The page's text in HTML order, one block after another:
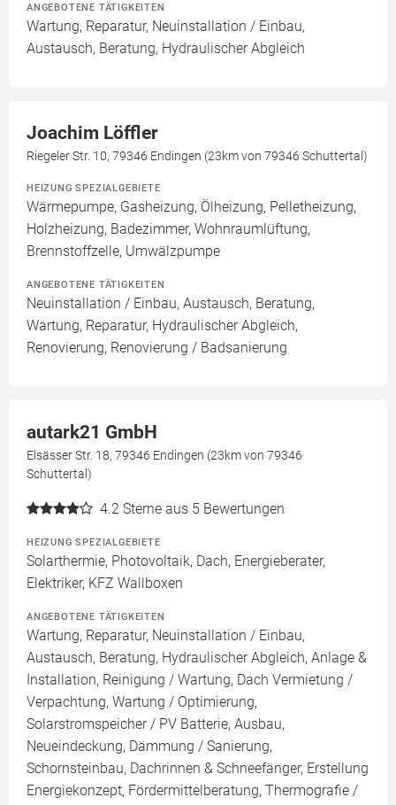
ANGEBOTENE TÄTIGKEITEN
Wartung, Reparatur, Neuinstallation / Einbau,
Austausch, Beratung, Hydraulischer Abgleich
Joachim Löffler
Riegeler Str. 10, 79346 Endingen (23km von 79346 Schuttertal)
HEIZUNG SPEZIALGEBIETE
Wärmepumpe, Gasheizung, Ölheizung, Pelletheizung,
Holzheizung, Badezimmer, Wohnraumlüftung,
Brennstoffzelle, Umwälzpumpe
ANGEBOTENE TÄTIGKEITEN
Neuinstallation / Einbau, Austausch, Beratung,
Wartung, Reparatur, Hydraulischer Abgleich,
Renovierung, Renovierung / Badsanierung
autark21 GmbH
Elsässer Str. 18, 79346 Endingen (23km von 79346
Schuttertal)
4.2 Sterne aus 5 Bewertungen
HEIZUNG SPEZIALGEBIETE
Solarthermie, Photovoltaik, Dach, Energieberater,
Elektriker, KFZ Wallboxen
ANGEBOTENE TÄTIGKEITEN
Wartung, Reparatur, Neuinstallation / Einbau,
Austausch, Beratung, Hydraulischer Abgleich, Anlage &
Installation, Reinigung / Wartung, Dach Vermietung /
Verpachtung, Wartung / Optimierung,
Solarstromspeicher / PV Batterie, Ausbau,
Neueindeckung, Dämmung / Sanierung,
Schornsteinbau, Dachrinnen & Schneefänger, Erstellung
Energiekonzept, Fördermittelberatung, Thermografie /